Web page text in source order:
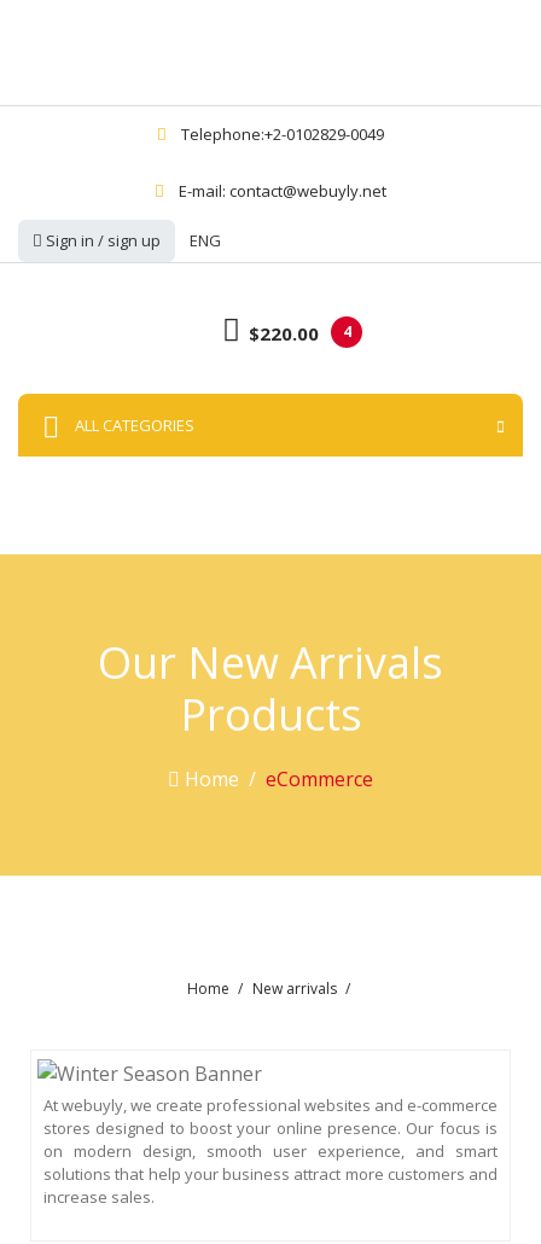
Telephone:+2-0102829-0049
E-mail: contact@webuyly.net
Sign in / sign up ENG
4
$220.00
ALL CATEGORIES
Our New Arrivals
Products
Home eCommerce
Home New arrivals
At webuyly, we create professional websites and e-commerce
stores designed to boost your online presence. Our focus is
on modern design, smooth user experience, and smart
solutions that help your business attract more customers and
increase sales.